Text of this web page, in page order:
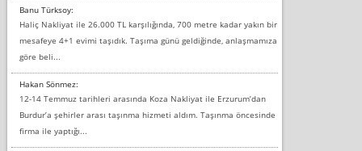
Banu Türksoy:
Haliç Nakliyat ile 26.000 TL karşılığında, 700 metre kadar yakın bir
mesafeye 4+1 evimi taşıdık. Taşıma günü geldiğinde, anlaşmamıza
göre beli...
Hakan Sönmez:
12-14 Temmuz tarihleri arasında Koza Nakliyat ile Erzurum’dan
Burdur’a şehirler arası taşınma hizmeti aldım. Taşınma öncesinde
firma ile yaptığı...